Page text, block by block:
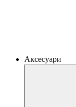
Аксесуари